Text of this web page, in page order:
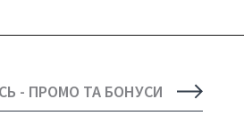
- ПРОМО ТА БОНУСИ